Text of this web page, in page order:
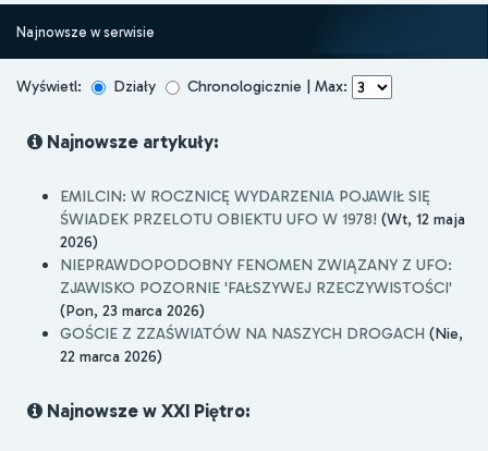
Najnowsze w serwisie
Wyświetl: Działy Chronologicznie | Max:
Najnowsze artykuły:
EMILCIN: W ROCZNICĘ WYDARZENIA POJAWIŁ SIĘ
ŚWIADEK PRZELOTU OBIEKTU UFO W 1978! (Wt, 12 maja
2026)
NIEPRAWDOPODOBNY FENOMEN ZWIĄZANY Z UFO:
ZJAWISKO POZORNIE 'FAŁSZYWEJ RZECZYWISTOŚCI'
(Pon, 23 marca 2026)
GOŚCIE Z ZZAŚWIATÓW NA NASZYCH DROGACH (Nie,
22 marca 2026)
Najnowsze w XXI Piętro: